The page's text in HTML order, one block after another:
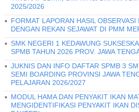
2025/2026
FORMAT LAPORAN HASIL OBSERVASI
DENGAN REKAN SEJAWAT DI PMM
SMK NEGERI 1 KEDAWUNG
SPMB TAHUN 2026 PROV. JAWA
JUKNIS DAN INFO DAFTAR SPMB 3
SEMI BOARDING PROVINSI JAWA
PELAJARAN 2026/2027
MODUL HAMA DAN PENYAKIT IKAN
MENGIDENTIFIKASI PENYAKIT IKAN